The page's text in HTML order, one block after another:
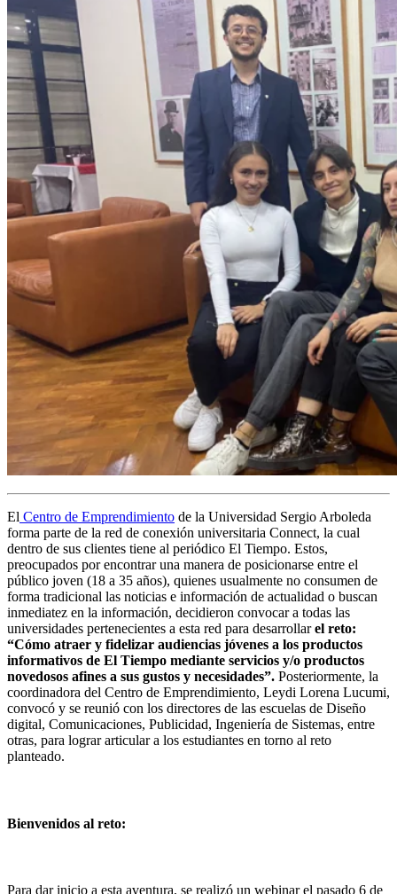
El Centro de Emprendimiento de la Universidad Sergio Arboleda
forma parte de la red de conexión universitaria Connect, la cual
dentro de sus clientes tiene al periódico El Tiempo. Estos,
preocupados por encontrar una manera de posicionarse entre el
público joven (18 a 35 años), quienes usualmente no consumen de
forma tradicional las noticias e información de actualidad o buscan
inmediatez en la información, decidieron convocar a todas las
universidades pertenecientes a esta red para desarrollarel reto:
“Cómo atraer y fidelizar audiencias jóvenes a los productos
informativos de El Tiempo mediante servicios y/o productos
novedosos afines a sus gustos y necesidades”. Posteriormente, la
coordinadora del Centro de Emprendimiento, Leydi Lorena Lucumi,
convocó y se reunió con los directores de las escuelas de Diseño
digital, Comunicaciones, Publicidad, Ingeniería de Sistemas, entre
otras, para lograr articular a los estudiantes en torno al reto
planteado.
Bienvenidos al reto:
Para dar inicio a esta aventura, se realizó un webinar el pasado 6 de